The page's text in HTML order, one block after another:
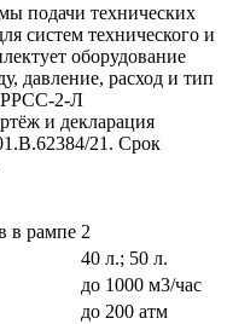
подачи технических
систем технического и
оборудование
давление, расход и тип
РРСС-2-Л
и декларация
21. Срок
в рампе 2
40 л.; 50 л.
до 1000 м3/час
до 200 атм